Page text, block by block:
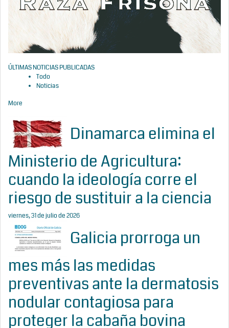
ÚLTIMAS NOTICIAS PUBLICADAS
Todo
Noticias
More
Dinamarca elimina el
Ministerio de Agricultura:
cuando la ideología corre el
riesgo de sustituir a la ciencia
viernes, 31 de julio de 2026
Galicia prorroga un
mes más las medidas
preventivas ante la dermatosis
nodular contagiosa para
proteger la cabaña bovina